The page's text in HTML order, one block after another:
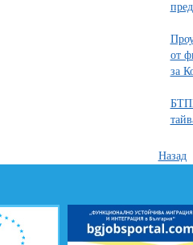
от
за
Назад